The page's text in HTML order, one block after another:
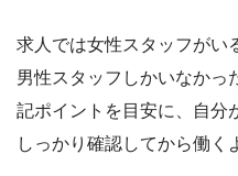
求人では女性スタッフがい
男性スタッフしかいなかっ
記ポイントを目安に、自分
しっかり確認してから働く